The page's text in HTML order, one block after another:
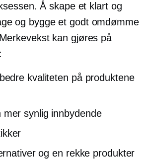
Å skape et klart og
og bygge et godt omdømme
kan gjøres på
kvaliteten på produktene
mer synlig innbydende
og en rekke produkter